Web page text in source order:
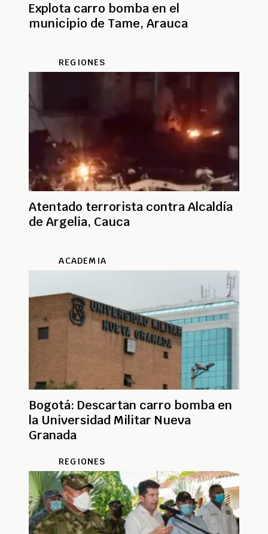
Explota carro bomba en el
municipio de Tame, Arauca
REGIONES
Atentado terrorista contra Alcaldía
de Argelia, Cauca
ACADEMIA
Bogotá: Descartan carro bomba en
la Universidad Militar Nueva
Granada
REGIONES